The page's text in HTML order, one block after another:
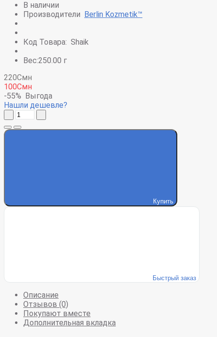
В наличии
Производители Berlin Kozmetik™
Код Товара: Shaik
Вес:250.00 г
220Смн
100Смн
-55% Выгода
Нашли дешевле?
Купить
Быстрый заказ
Описание
Отзывов (0)
Покупают вместе
Дополнительная вкладка